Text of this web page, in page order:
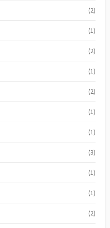
(2)
(1)
(2)
(1)
(2)
(1)
(1)
(3)
(1)
(1)
(2)